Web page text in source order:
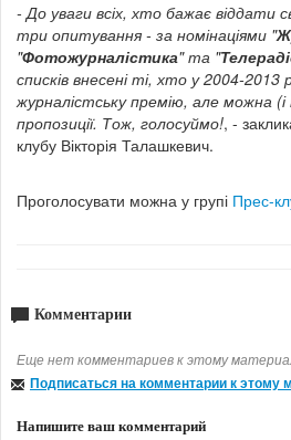
-До уваги всіх, хто бажає віддати
три опитування - за номінаціями "
"Фотожурналістика" та "
списків внесені ті, хто у 2004-
журналістську премію, але можна
пропозиції. Тож, голосуймо!, -
клубу Вікторія Талашкевич.
Проголосувати можна у групі Прес-
Комментарии
Еще нет комментариев к этому
Подписаться на комментарии к этому
Напишите ваш комментарий